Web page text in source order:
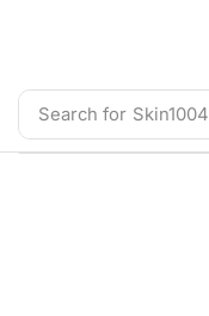
Search for Skin1004